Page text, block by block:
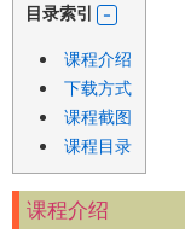
目录索引
课程介绍
下载方式
课程截图
课程目录
课程介绍